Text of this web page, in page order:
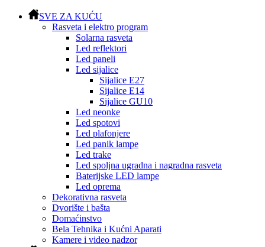
SVE ZA KUĆU
Rasveta i elektro program
Solarna rasveta
Led reflektori
Led paneli
Led sijalice
Sijalice E27
Sijalice E14
Sijalice GU10
Led neonke
Led spotovi
Led plafonjere
Led panik lampe
Led trake
Led spoljna ugradna i nagradna rasveta
Baterijske LED lampe
Led oprema
Dekorativna rasveta
Dvorište i bašta
Domaćinstvo
Bela Tehnika i Kućni Aparati
Kamere i video nadzor